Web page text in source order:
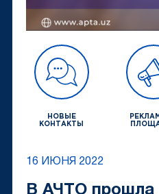
НОВЫЕ
КОНТАКТЫ
16 ИЮНЯ 2022
В АЧТО прошла